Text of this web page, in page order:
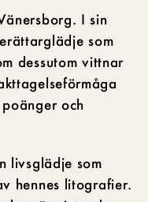
I sin
som
dessutom vittnar
och
livsglädje som
hennes litografier.